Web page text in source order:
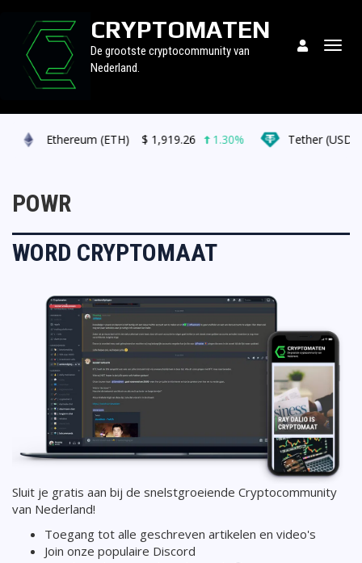
CRYPTOMATEN
De grootste cryptocommunity van
Nederland.
Ethereum (ETH) $1,919.26 1.30% Tether (USDT)
POWR
WORD CRYPTOMAAT
Sluit je gratis aan bij de snelstgroeiende Cryptocommunity
van Nederland!
Toegang tot alle geschreven artikelen en video's
Join onze populaire Discord